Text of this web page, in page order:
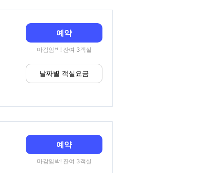
예약
마감임박! 잔여 3객실
날짜별 객실요금
예약
마감임박! 잔여 3객실